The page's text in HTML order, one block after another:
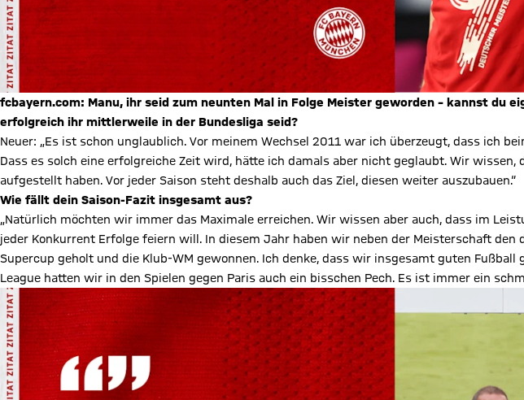
fcbayern.com: Manu, ihr seid zum neunten Mal in Folge Meister geworden – kannst du
erfolgreich ihr mittlerweile in der Bundesliga seid?
Neuer: „Es ist schon unglaublich. Vor meinem Wechsel 2011 war ich überzeugt, dass ich
Dass es solch eine erfolgreiche Zeit wird, hätte ich damals aber nicht geglaubt. Wir wissen,
aufgestellt haben. Vor jeder Saison steht deshalb auch das Ziel, diesen weiter auszubauen.“
Wie fällt dein Saison-Fazit insgesamt aus?
„Natürlich möchten wir immer das Maximale erreichen. Wir wissen aber auch, dass im
jeder Konkurrent Erfolge feiern will. In diesem Jahr haben wir neben der Meisterschaft den
Supercup geholt und die Klub-WM gewonnen. Ich denke, dass wir insgesamt guten Fußball
League hatten wir in den Spielen gegen Paris auch ein bisschen Pech. Es ist immer ein